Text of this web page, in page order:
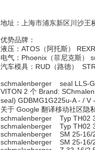
地址：上海市浦东新
优势品牌：
液压：ATOS（阿托斯）
电气：Phoenix（菲尼克斯
汽车模具：RUD（路德
schmalenberger seal LLS-
VITON 2 个 Brand:
seal) GDBMG1G225u-A - / V
关于 Google 翻译移动社区隐
schmalenberger Typ TH02
schmalenberger Typ TH02
schmalenberger SM 25-16/
schmalenberger SM 25-16/